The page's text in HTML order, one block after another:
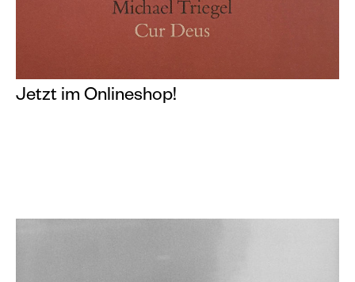
Jetzt im Onlineshop!